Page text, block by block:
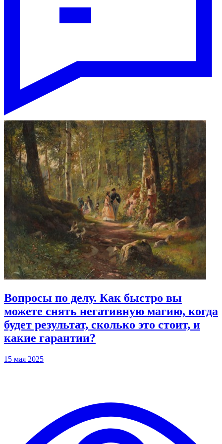
Вопросы по делу. Как быстро вы
можете снять негативную магию, когда
будет результат, сколько это стоит, и
какие гарантии?
15 мая 2025